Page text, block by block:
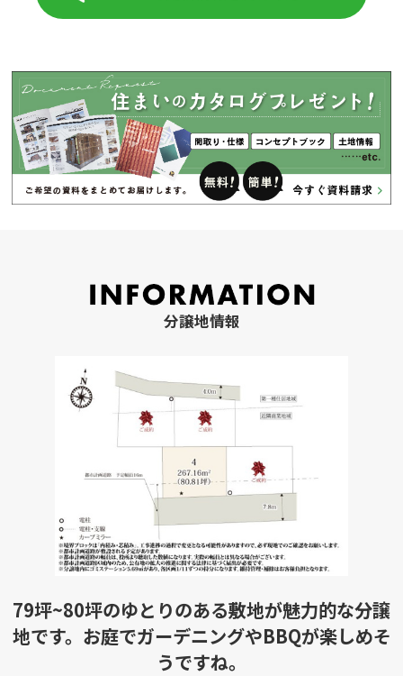
分譲地情報
79坪~80坪のゆとりのある敷地が魅力的な分譲
地です。お庭でガーデニングやBBQが楽しめそ
うですね。